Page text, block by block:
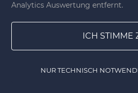
NAVIGATION
Analytics Auswertung entfernt.
ICH STIMME
NUR TECHNISCH